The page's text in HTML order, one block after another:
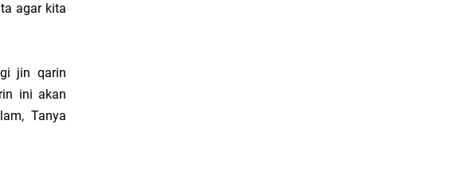
agar kita
jin qarin
ini akan
Tanya